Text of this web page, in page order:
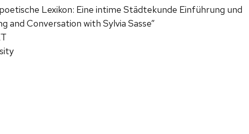
Lexikon: Eine intime Städtekunde Einführung und
and Conversation with Sylvia Sasse”